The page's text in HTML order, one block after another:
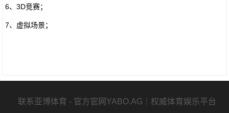
6、3D竞赛；
7、虚拟场景；
联系亚博体育 - 官方官网YABO.AG｜权威体育娱乐平台